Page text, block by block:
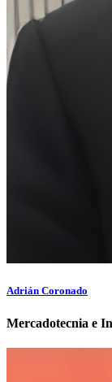
Adrián Coronado
Mercadotecnia e